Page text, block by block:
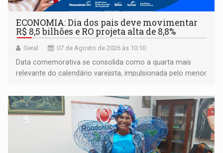
ECONOMIA: Dia dos pais deve movimentar
R$ 8,5 bilhões e RO projeta alta de 8,8%
Geral 07 de Agosto de 2026 às 10:10
Data comemorativa se consolida como a quarta mais
relevante do calendário varejista, impulsionada pelo menor
média do trabalhador